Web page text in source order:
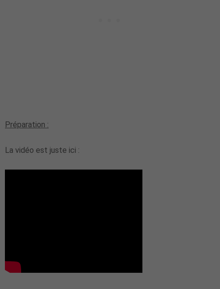
Préparation :
La vidéo est juste ici :